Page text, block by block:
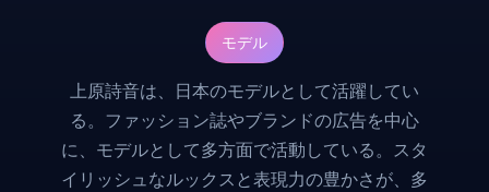
モデル
上原詩音は、日本のモデルとして活躍してい
る。ファッション誌やブランドの広告を中心
に、モデルとして多方面で活動している。スタ
イリッシュなルックスと表現力の豊かさが、多